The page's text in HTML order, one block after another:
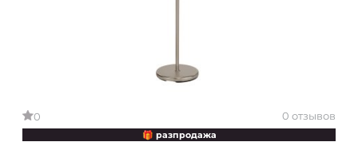
0 0 отзывов
🎁 разпродажа